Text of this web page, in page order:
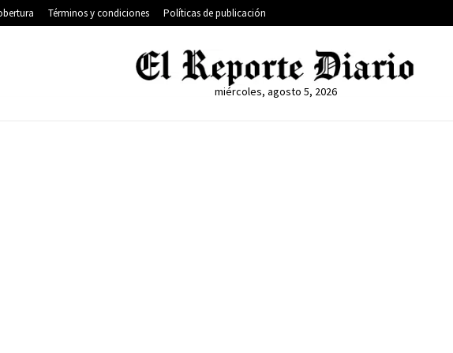
Términos y condiciones Políticas de publicación
miércoles, agosto 5, 2026